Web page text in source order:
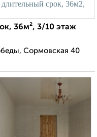
36м², 3/10 этаж
Сормовская 40